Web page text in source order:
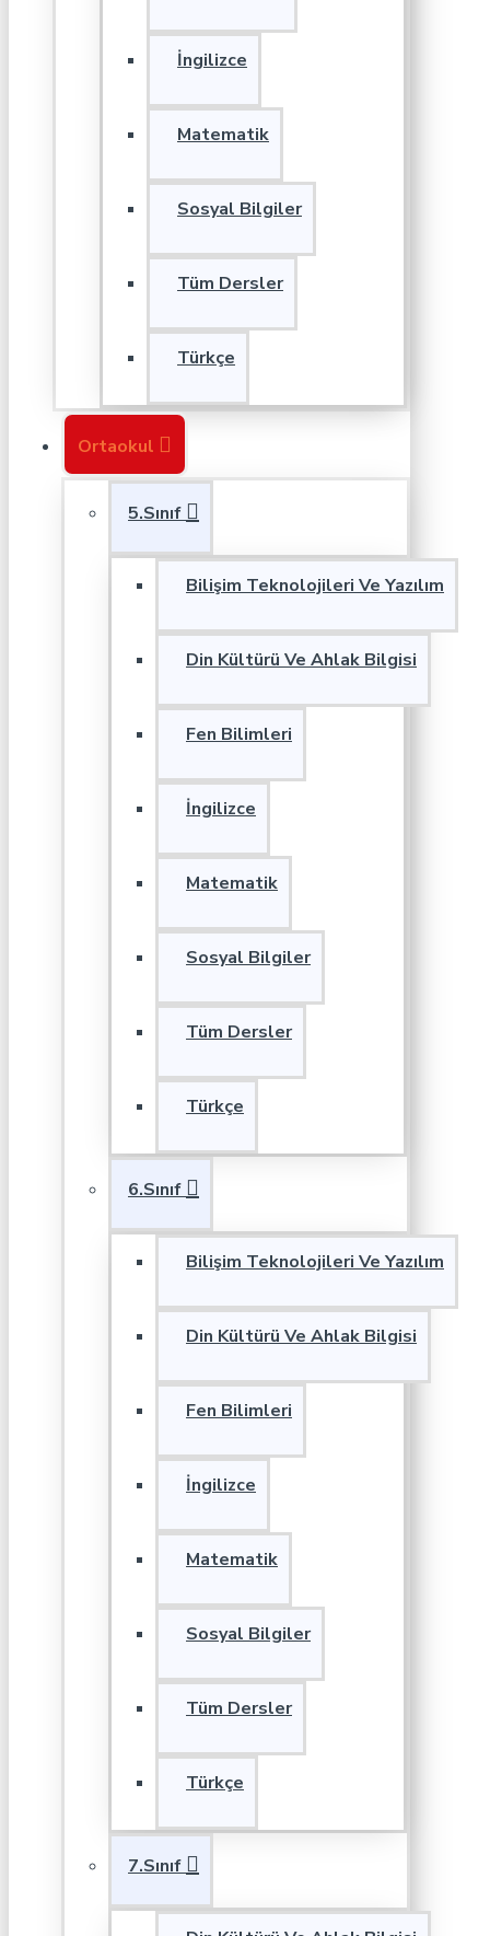
İngilizce
Matematik
Sosyal Bilgiler
Tüm Dersler
Türkçe
Ortaokul
5.Sınıf
Bilişim Teknolojileri Ve Yazılım
Din Kültürü Ve Ahlak Bilgisi
Fen Bilimleri
İngilizce
Matematik
Sosyal Bilgiler
Tüm Dersler
Türkçe
6.Sınıf
Bilişim Teknolojileri Ve Yazılım
Din Kültürü Ve Ahlak Bilgisi
Fen Bilimleri
İngilizce
Matematik
Sosyal Bilgiler
Tüm Dersler
Türkçe
7.Sınıf